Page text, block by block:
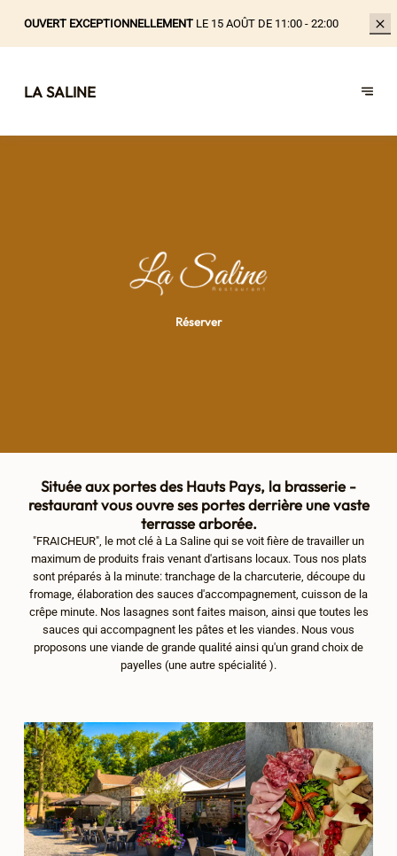
OUVERT EXCEPTIONNELLEMENTLE 15 AOÛT DE 11:00 - 22:00
LA SALINE
Réserver
Située aux portes des Hauts Pays, la brasserie -
restaurant vous ouvre ses portes derrière une vaste
terrasse arborée.
"FRAICHEUR", le mot clé à La Saline qui se voit fière de travailler un
maximum de produits frais venant d'artisans locaux. Tous nos plats
sont préparés à la minute: tranchage de la charcuterie, découpe du
fromage, élaboration des sauces d'accompagnement, cuisson de la
crêpe minute. Nos lasagnes sont faites maison, ainsi que toutes les
sauces qui accompagnent les pâtes et les viandes. Nous vous
proposons une viande de grande qualité ainsi qu'un grand choix de
payelles (une autre spécialité ).